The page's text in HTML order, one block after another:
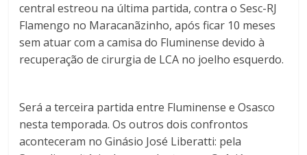
central estreou na última partida, contra o Sesc-RJ
Flamengo no Maracanãzinho, após ficar 10 meses
sem atuar com a camisa do Fluminense devido à
recuperação de cirurgia de LCA no joelho esquerdo.
Será a terceira partida entre Fluminense e Osasco
nesta temporada. Os outros dois confrontos
aconteceram no Ginásio José Liberatti: pela